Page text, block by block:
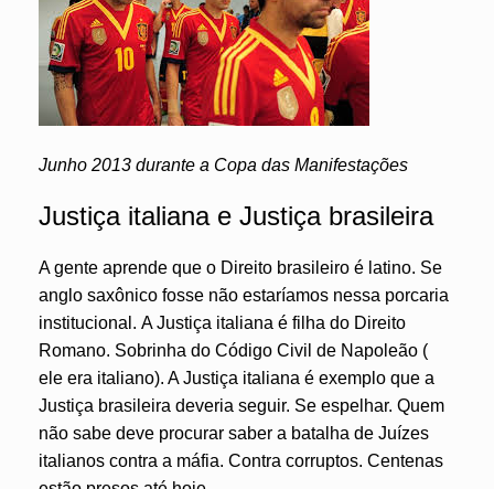
Junho 2013 durante a Copa das Manifestações
Justiça italiana e Justiça brasileira
A gente aprende que o Direito brasileiro é latino. Se
anglo saxônico fosse não estaríamos nessa porcaria
institucional. A Justiça italiana é filha do Direito
Romano. Sobrinha do Código Civil de Napoleão (
ele era italiano). A Justiça italiana é exemplo que a
Justiça brasileira deveria seguir. Se espelhar. Quem
não sabe deve procurar saber a batalha de Juízes
italianos contra a máfia. Contra corruptos. Centenas